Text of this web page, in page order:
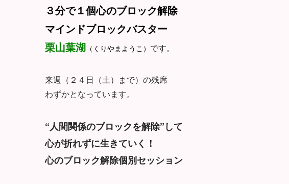
３分で１個心のブロック解除
マインドブロックバスター
栗山葉湖 （くりやまようこ） です。
来週（２４日（土）まで）の残席
わずかとなっています。
“人間関係のブロックを解除”して
心が折れずに生きていく！
心のブロック解除個別セッション